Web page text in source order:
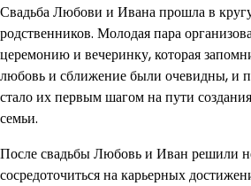
Свадьба Любови и Ивана прошла в
родственников. Молодая пара
церемонию и вечеринку, которая
любовь и сближение были очевидны, и
стало их первым шагом на пути
семьи.
После свадьбы Любовь и Иван решили
сосредоточиться на карьерных